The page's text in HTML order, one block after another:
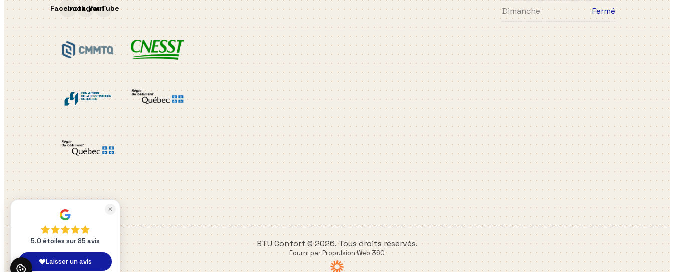
FacebookInstagramYouTube
Dimanche
Fermé
BTU Confort © 2026. Tous droits réservés.
Fourni par Propulsion Web 360
✕
5.0 étoiles sur 85 avis
Laisser un avis